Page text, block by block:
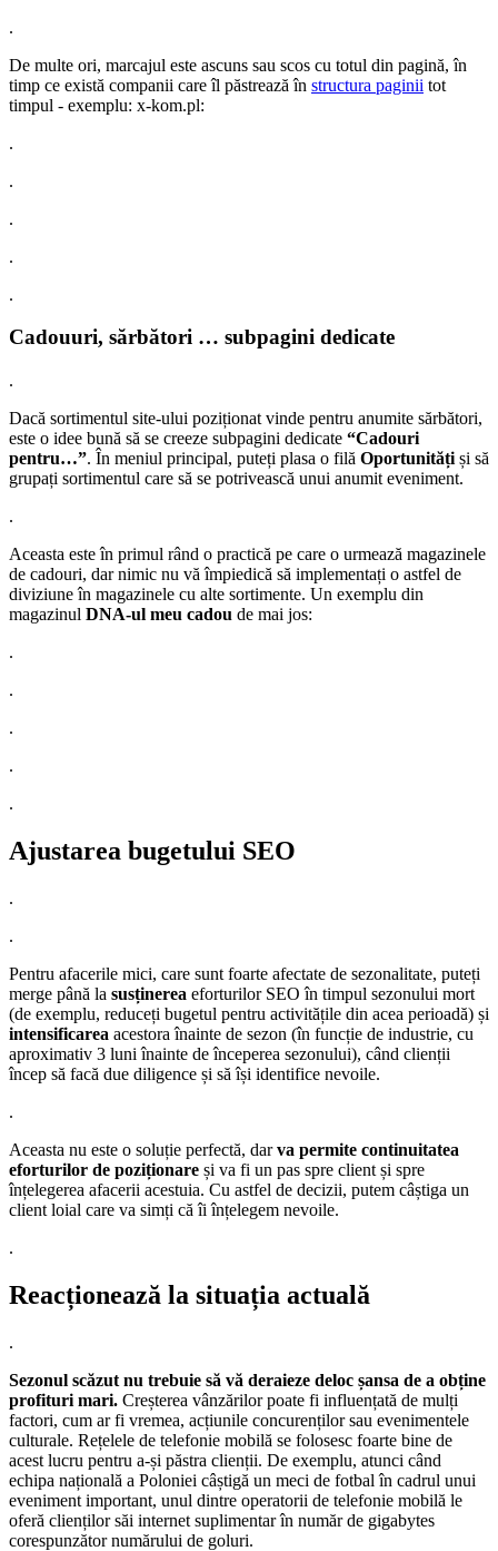
.
De multe ori, marcajul este ascuns sau scos cu totul din pagină, în
timp ce există companii care îl păstrează în structura paginii tot
timpul - exemplu: x-kom.pl:
.
.
.
.
.
Cadouuri, sărbători … subpagini dedicate
.
Dacă sortimentul site-ului poziționat vinde pentru anumite sărbători,
este o idee bună să se creeze subpagini dedicate “Cadouri
pentru…”. În meniul principal, puteți plasa o filă Oportunități și să
grupați sortimentul care să se potrivească unui anumit eveniment.
.
Aceasta este în primul rând o practică pe care o urmează magazinele
de cadouri, dar nimic nu vă împiedică să implementați o astfel de
diviziune în magazinele cu alte sortimente. Un exemplu din
magazinul DNA-ul meu cadou de mai jos:
.
.
.
.
.
Ajustarea bugetului SEO
.
.
Pentru afacerile mici, care sunt foarte afectate de sezonalitate, puteți
merge până la susținerea eforturilor SEO în timpul sezonului mort
(de exemplu, reduceți bugetul pentru activitățile din acea perioadă) și
intensificarea acestora înainte de sezon (în funcție de industrie, cu
aproximativ 3 luni înainte de începerea sezonului), când clienții
încep să facă due diligence și să își identifice nevoile.
.
Aceasta nu este o soluție perfectă, darva permite continuitatea
eforturilor de poziționare și va fi un pas spre client și spre
înțelegerea afacerii acestuia. Cu astfel de decizii, putem câștiga un
client loial care va simți că îi înțelegem nevoile.
.
Reacționează la situația actuală
.
Sezonul scăzut nu trebuie să vă deraieze deloc șansa de a obține
profituri mari. Creșterea vânzărilor poate fi influențată de mulți
factori, cum ar fi vremea, acțiunile concurenților sau evenimentele
culturale. Rețelele de telefonie mobilă se folosesc foarte bine de
acest lucru pentru a-și păstra clienții. De exemplu, atunci când
echipa națională a Poloniei câștigă un meci de fotbal în cadrul unui
eveniment important, unul dintre operatorii de telefonie mobilă le
oferă clienților săi internet suplimentar în număr de gigabytes
corespunzător numărului de goluri.